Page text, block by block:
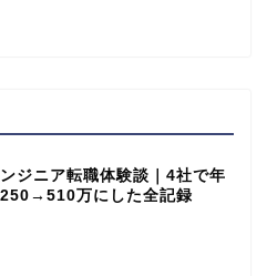
ジニア転職体験談｜4社で年
万にした全記録